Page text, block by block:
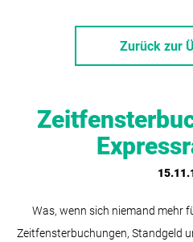
Zurück zur
Was, wenn sich niemand mehr
Zeitfensterbuchungen, Standgeld